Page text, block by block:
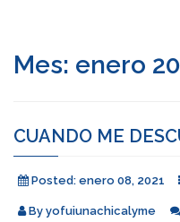
Mes: enero
CUANDO ME
Posted: enero 08, 2021
By yofuiunachicalyme